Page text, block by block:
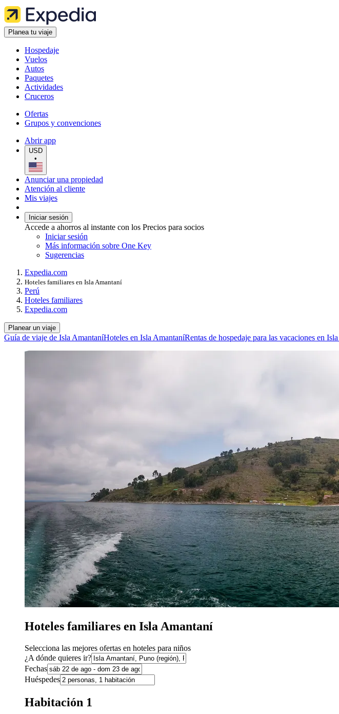
Planea tu viaje
Hospedaje
Vuelos
Autos
Paquetes
Actividades
Cruceros
Ofertas
Grupos y convenciones
Abrir app
USD
•
Anunciar una propiedad
Atención al cliente
Mis viajes
Iniciar sesión
Accede a ahorros al instante con los Precios para socios
Iniciar sesión
Más información sobre One Key
Sugerencias
Expedia.com
Hoteles familiares en Isla Amantaní
Perú
Hoteles familiares
Expedia.com
Planear un viaje
Guía de viaje de Isla AmantaníHoteles en Isla AmantaníRentas de hospedaje para las vacaciones en
Hoteles familiares en Isla Amantaní
Selecciona las mejores ofertas en hoteles para niños
¿A dónde quieres ir?
Fechas
Huéspedes
Habitación 1